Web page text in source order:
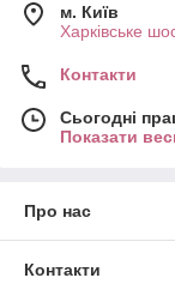
м. Київ
Харківське
Контакти
Сьогодні
Показати
Про нас
Контакти